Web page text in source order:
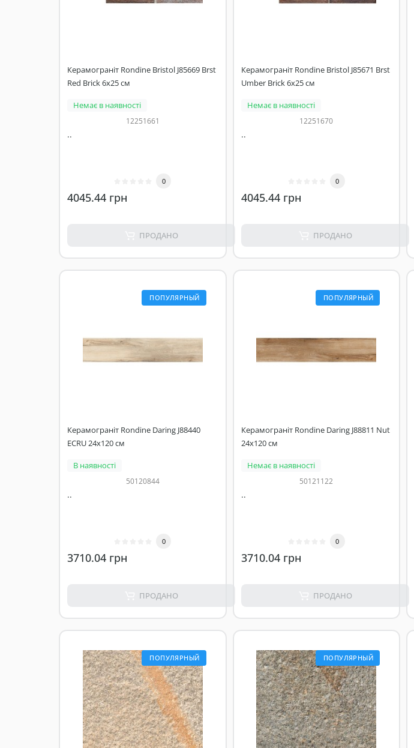
Керамограніт Rondine Bristol J85669 Brst
Red Brick 6x25 см
Немає в наявності
12251661
..
0
4045.44 грн
ПРОДАНО
Керамограніт Rondine Bristol J85671 Brst
Umber Brick 6x25 см
Немає в наявності
12251670
..
0
4045.44 грн
ПРОДАНО
ПОПУЛЯРНЫЙ
Керамограніт Rondine Daring J88440
ECRU 24x120 см
В наявності
50120844
..
0
3710.04 грн
ПРОДАНО
ПОПУЛЯРНЫЙ
Керамограніт Rondine Daring J88811 Nut
24x120 см
Немає в наявності
50121122
..
0
3710.04 грн
ПРОДАНО
ПОПУЛЯРНЫЙ ПОПУЛЯРНЫЙ